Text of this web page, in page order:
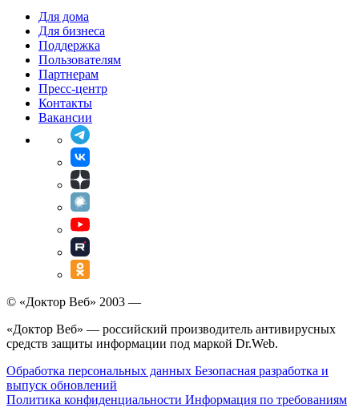
Для дома
Для бизнеса
Поддержка
Пользователям
Партнерам
Пресс-центр
Контакты
Вакансии
© «Доктор Веб» 2003 —
«Доктор Веб» — российский производитель антивирусных
средств защиты информации под маркой Dr.Web.
Обработка персональных данных Безопасная разработка и
выпуск обновлений
Политика конфиденциальности Информация по требованиям